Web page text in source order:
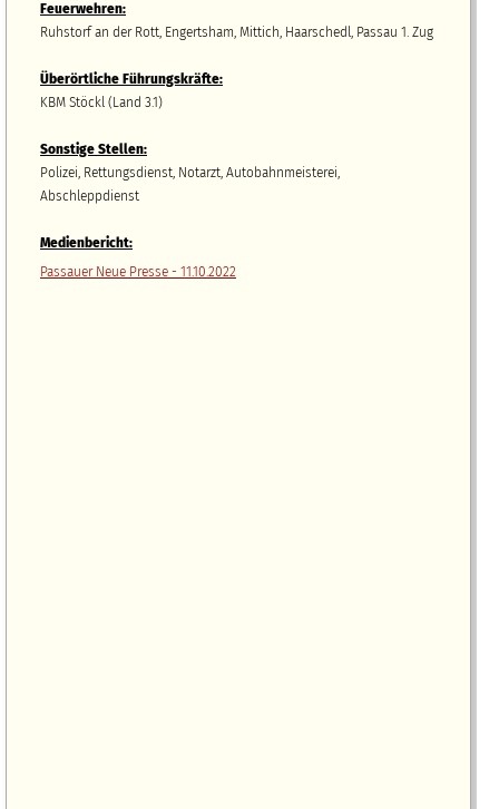
Feuerwehren:
Ruhstorf an der Rott, Engertsham, Mittich, Haarschedl, Passau 1. Zug
Überörtliche Führungskräfte:
KBM Stöckl (Land 3.1)
Sonstige Stellen:
Polizei, Rettungsdienst, Notarzt, Autobahnmeisterei,
Abschleppdienst
Medienbericht:
Passauer Neue Presse - 11.10.2022